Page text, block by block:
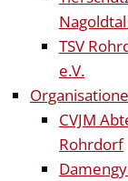
TSV
e.V.
CVJM
Rohrdorf